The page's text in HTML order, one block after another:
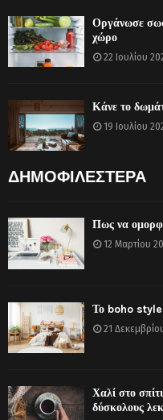
Οργάνωσε
χώρο
22 Ιουλίου
Κάνε το
19 Ιουλίου
ΔΗΜΟΦΙΛΕΣΤΕΡΑ
Πως να
12 Μαρτίου
Το boho style
21
Χαλί στο
δύσκολους